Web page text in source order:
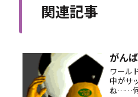
関連記事
がん
ワール
中がサ
ね……何